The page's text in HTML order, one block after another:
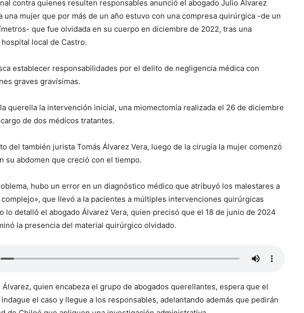
contra quienes resulten responsables anunció el abogado Julio Álvarez
una mujer que por más de un año estuvo con una compresa quirúrgica -de un
que fue olvidada en su cuerpo en diciembre de 2022, tras una
local de Castro.
establecer responsabilidades por el delito de negligencia médica con
graves gravísimas.
querella la intervención inicial, una miomectomía realizada el 26 de diciembre
de dos médicos tratantes.
del también jurista Tomás Álvarez Vera, luego de la cirugía la mujer comenzó
su abdomen que creció con el tiempo.
hubo un error en un diagnóstico médico que atribuyó los malestares a
que llevó a la pacientes a múltiples intervenciones quirúrgicas
lo detalló el abogado Álvarez Vera, quien precisó que el 18 de junio de 2024
la presencia del material quirúrgico olvidado.
quien encabeza el grupo de abogados querellantes, espera que el
el caso y llegue a los responsables, adelantando además que pedirán